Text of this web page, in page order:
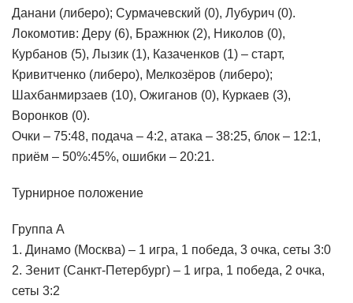
Данани (либеро); Сурмачевский (0), Лубурич (0).
Локомотив: Деру (6), Бражнюк (2), Николов (0),
Курбанов (5), Лызик (1), Казаченков (1) – старт,
Кривитченко (либеро), Мелкозёров (либеро);
Шахбанмирзаев (10), Ожиганов (0), Куркаев (3),
Воронков (0).
Очки – 75:48, подача – 4:2, атака – 38:25, блок – 12:1,
приём – 50%:45%, ошибки – 20:21.
Турнирное положение
Группа А
1. Динамо (Москва) – 1 игра, 1 победа, 3 очка, сеты 3:0
2. Зенит (Санкт-Петербург) – 1 игра, 1 победа, 2 очка,
сеты 3:2